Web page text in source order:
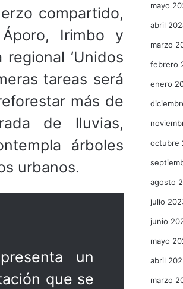
compartido,
Irimbo y
‘Unidos
tareas será
más de
de lluvias,
árboles
urbanos.
un
que se
mayo
abril
marzo
febrero
enero
octubre
agosto
julio
junio
mayo
abril
marzo